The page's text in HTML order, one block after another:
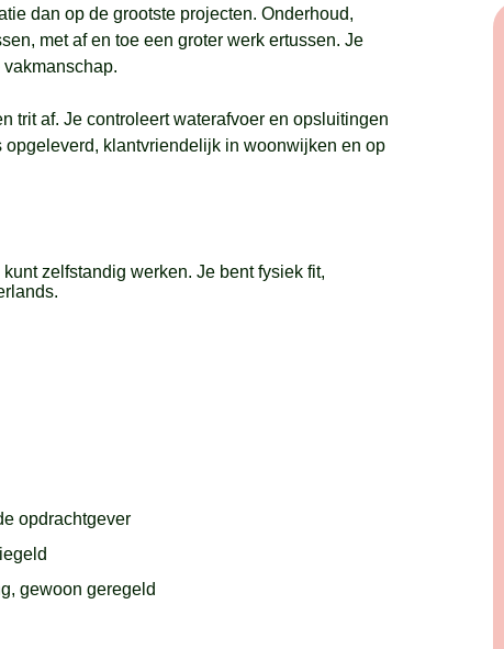
dan op de grootste projecten. Onderhoud,
met af en toe een groter werk ertussen. Je
trit af. Je controleert waterafvoer en opsluitingen
klantvriendelijk in woonwijken en op
zelfstandig werken. Je bent fysiek fit,
opdrachtgever
gewoon geregeld